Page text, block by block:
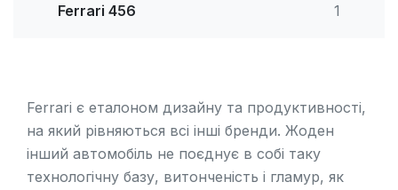
Ferrari 456 1
Ferrari є еталоном дизайну та продуктивності,
на який рівняються всі інші бренди. Жоден
інший автомобіль не поєднує в собі таку
технологічну базу, витонченість і гламур, як